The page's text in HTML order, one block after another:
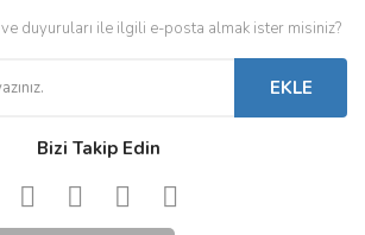
ve duyuruları ile ilgili e-posta almak ister misiniz?
EKLE
Bizi Takip Edin